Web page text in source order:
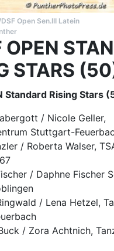
Open Sen.III Latein
OPEN
STARS
Standard Rising Stars
/ Nicole Geller,
Stuttgart-
/ Roberta Walser,
/ Daphne Fischer
/ Lena Hetzel,
/ Zora Achtnich,